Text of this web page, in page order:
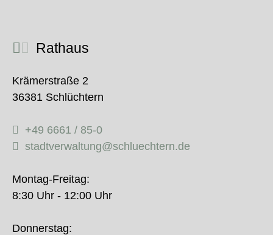
Rathaus
Krämerstraße 2
36381 Schlüchtern
+49 6661 / 85-0
stadtverwaltung@schluechtern.de
Montag-Freitag:
8:30 Uhr - 12:00 Uhr
Donnerstag: